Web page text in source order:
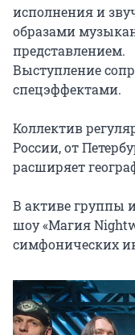
исполнения и
образами
представлением.
Выступление
спецэффектами.
Коллектив
России, от
расширяет
В активе группы
шоу «Магия
симфонических